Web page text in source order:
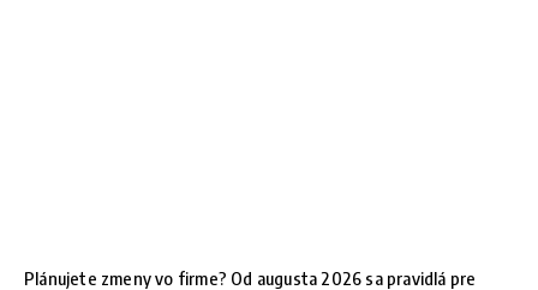
Plánujete zmeny vo firme? Od augusta 2026 sa pravidlá pre